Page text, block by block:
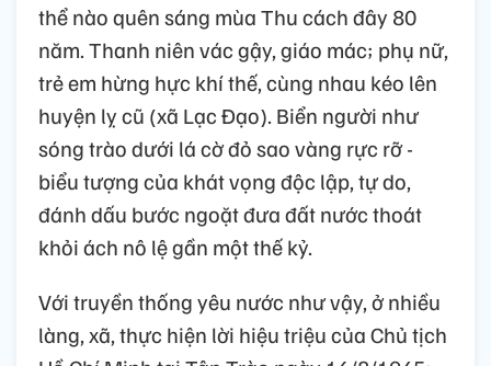
thể nào quên sáng mùa Thu cách đây 80
năm. Thanh niên vác gậy, giáo mác; phụ nữ,
trẻ em hừng hực khí thế, cùng nhau kéo lên
huyện lỵ cũ (xã Lạc Đạo). Biển người như
sóng trào dưới lá cờ đỏ sao vàng rực rỡ -
biểu tượng của khát vọng độc lập, tự do,
đánh dấu bước ngoặt đưa đất nước thoát
khỏi ách nô lệ gần một thế kỷ.
Với truyền thống yêu nước như vậy, ở nhiều
làng, xã, thực hiện lời hiệu triệu của Chủ tịch